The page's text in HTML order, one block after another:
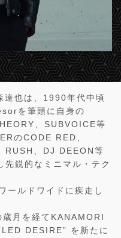
也は、1990年代中頃
を筆頭に自身の
、SUBVOICE等
のCODE RED、
RUSH、DJ DEEON等
先鋭的なミニマル・テク
ールドワイドに疾走し
月を経てKANAMORI
DESIRE” を新たに